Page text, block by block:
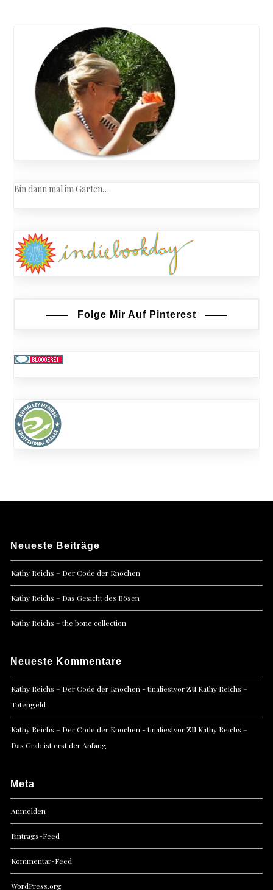
navigation
Bin dann mal im Garten…
Folge Mir Auf Pinterest
Neueste Beiträge
Kathy Reichs – Der Code der Knochen
Kathy Reichs – Das Gesicht des Bösen
Kathy Reichs – the bone collection
Neueste Kommentare
Kathy Reichs – Der Code der Knochen - tinaliestvorzu Kathy Reichs –
Totengeld
Kathy Reichs – Der Code der Knochen - tinaliestvorzu Kathy Reichs –
Das Grab ist erst der Anfang
Meta
Anmelden
Eintrags-Feed
Kommentar-Feed
WordPress.org